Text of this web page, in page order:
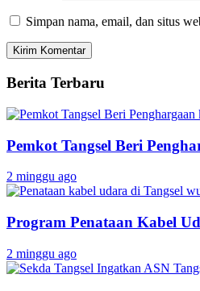
Simpan nama, email, dan situs
Berita Terbaru
Pemkot Tangsel Beri
2 minggu ago
Program Penataan Kabel
2 minggu ago